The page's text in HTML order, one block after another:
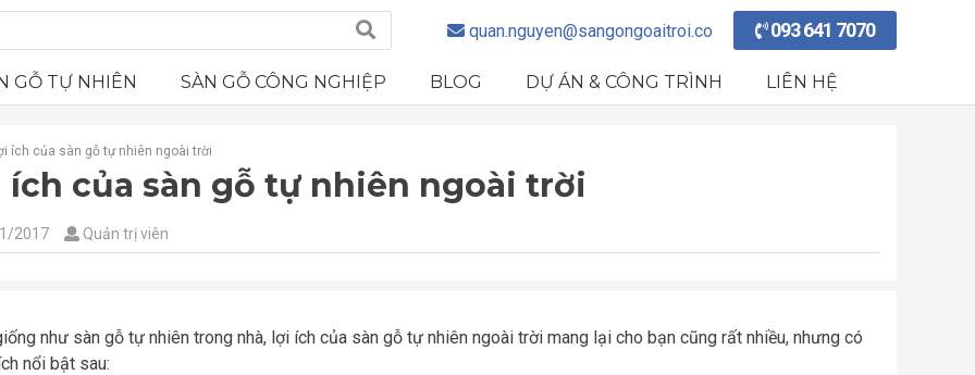
quan.nguyen@sangongoaitroi.co 093 641 7070
GỖ TỰ NHIÊN SÀN GỖ CÔNG NGHIỆP BLOG DỰ ÁN & CÔNG TRÌNH LIÊN HỆ
ích của sàn gỗ tự nhiên ngoài trời
ích của sàn gỗ tự nhiên ngoài trời
2017 Quản trị viên
như sàn gỗ tự nhiên trong nhà, lợi ích của sàn gỗ tự nhiên ngoài trời mang lại cho bạn cũng rất nhiều, nhưng có
nổi bật sau: